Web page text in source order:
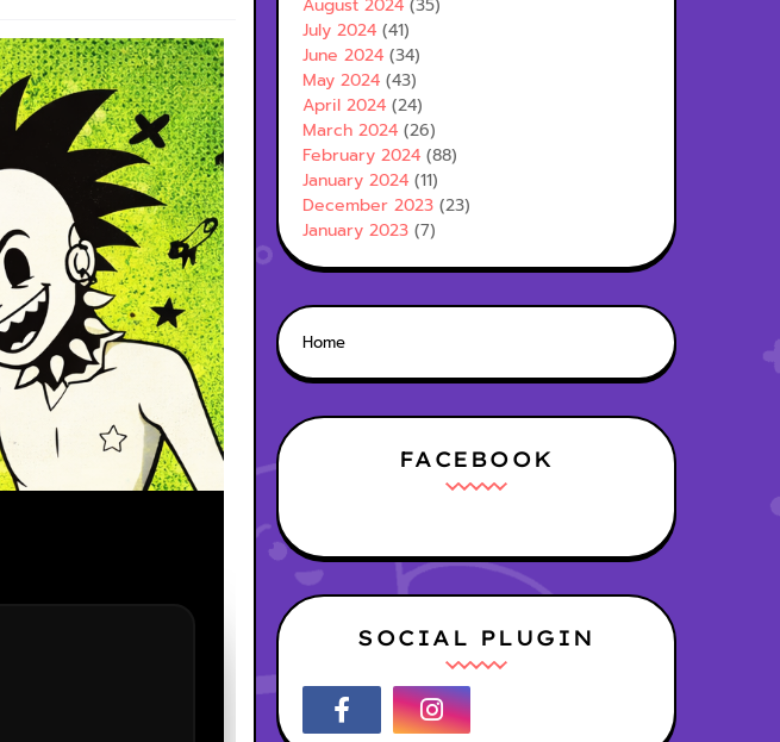
August 2024 (35)
July 2024 (41)
June 2024 (34)
May 2024 (43)
April 2024 (24)
March 2024 (26)
February 2024 (88)
January 2024 (11)
December 2023 (23)
January 2023 (7)
Home
FACEBOOK
SOCIAL PLUGIN